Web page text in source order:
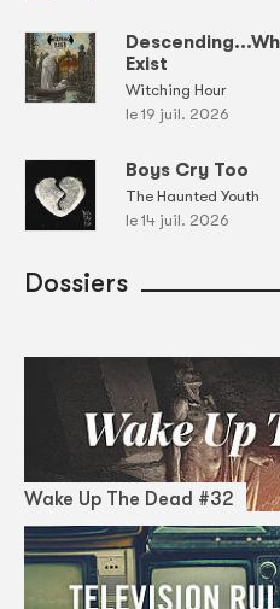
Exist
Witching Hour
le 19 juil. 2026
Boys Cry Too
The Haunted Youth
le 14 juil. 2026
Dossiers
Wake Up The Dead #32